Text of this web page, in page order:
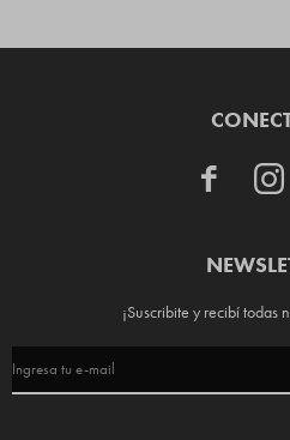
 
¡Suscribite y recibí todas